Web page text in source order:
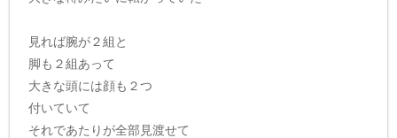
見れば腕が２組と
脚も２組あって
大きな頭には顔も２つ
付いていて
それであたりが全部見渡せて